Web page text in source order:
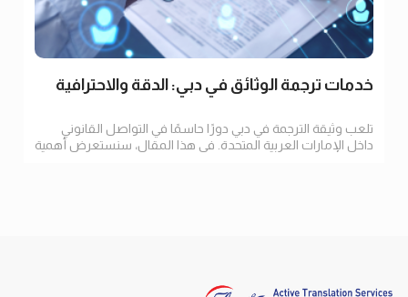
خدمات ترجمة الوثائق في دبي: الدقة والاحترافية
تلعب وثيقة الترجمة في دبي دورًا حاسمًا في التواصل القانوني
داخل الإمارات العربية المتحدة. في هذا المقال، سنستعرض أهمية